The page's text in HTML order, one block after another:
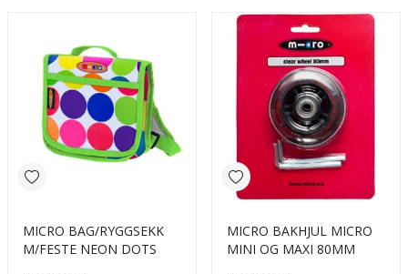
MICRO BAG/RYGGSEKK
M/FESTE NEON DOTS
MICRO BAKHJUL MICRO
MINI OG MAXI 80MM